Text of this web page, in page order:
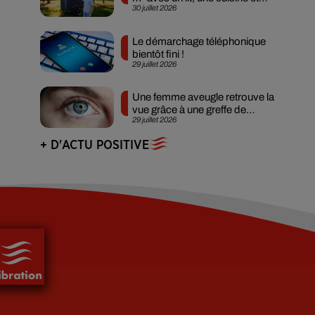
30 juillet 2026
des...
29 juillet 2026
Le démarchage téléphonique
bientôt fini !
29 juillet 2026
Une femme aveugle retrouve la
vue grâce à une greffe de
rétine...
+ D'ACTU POSITIVE